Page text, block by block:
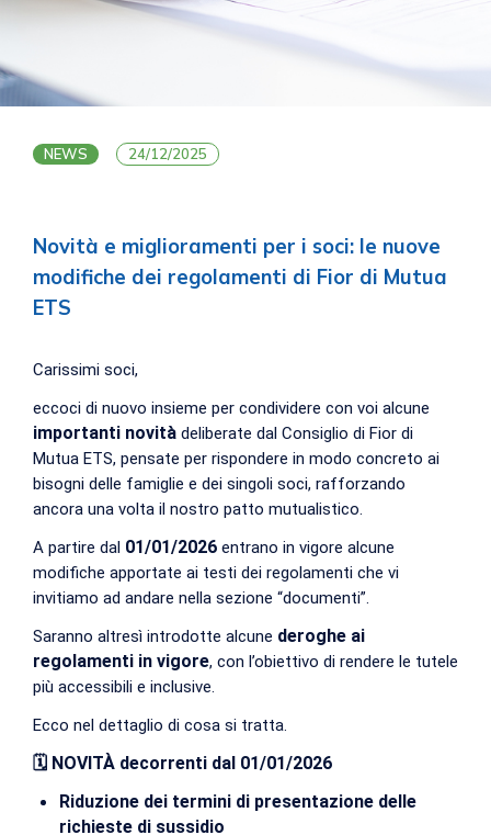
NEWS 24/12/2025
Novità e miglioramenti per i soci: le nuove
modifiche dei regolamenti di Fior di Mutua
ETS
Carissimi soci,
eccoci di nuovo insieme per condividere con voi alcune
importanti novità deliberate dal Consiglio di Fior di
Mutua ETS, pensate per rispondere in modo concreto ai
bisogni delle famiglie e dei singoli soci, rafforzando
ancora una volta il nostro patto mutualistico.
A partire dal 01/01/2026 entrano in vigore alcune
modifiche apportate ai testi dei regolamenti che vi
invitiamo ad andare nella sezione “documenti”.
Saranno altresì introdotte alcune deroghe ai
regolamenti in vigore, con l’obiettivo di rendere le tutele
più accessibili e inclusive.
Ecco nel dettaglio di cosa si tratta.
🗓️ NOVITÀ decorrenti dal 01/01/2026
Riduzione dei termini di presentazione delle
richieste di sussidio